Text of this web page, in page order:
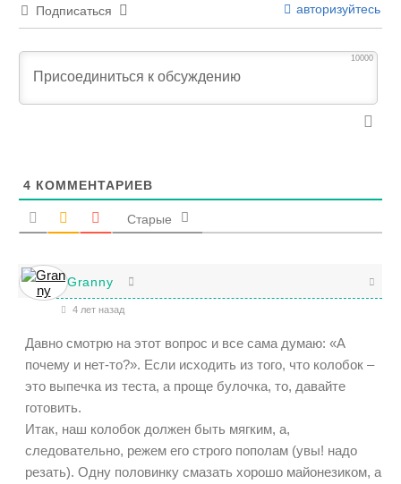
Подписаться авторизуйтесь
10000
4 КОММЕНТАРИЕВ
Старые
Granny
4 лет назад
Давно смотрю на этот вопрос и все сама думаю: «А
почему и нет-то?». Если исходить из того, что колобок –
это выпечка из теста, а проще булочка, то, давайте
готовить.
Итак, наш колобок должен быть мягким, а,
следовательно, режем его строго пополам (увы! надо
резать). Одну половинку смазать хорошо майонезиком, а